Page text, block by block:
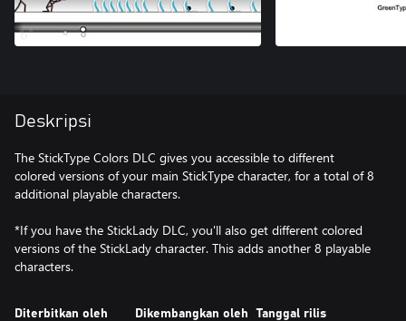
Deskripsi
The StickType Colors DLC gives you accessible to different
colored versions of your main StickType character, for a total of 8
additional playable characters.
*If you have the StickLady DLC, you'll also get different colored
versions of the StickLady character. This adds another 8 playable
characters.
Diterbitkan oleh Dikembangkan oleh Tanggal rilis